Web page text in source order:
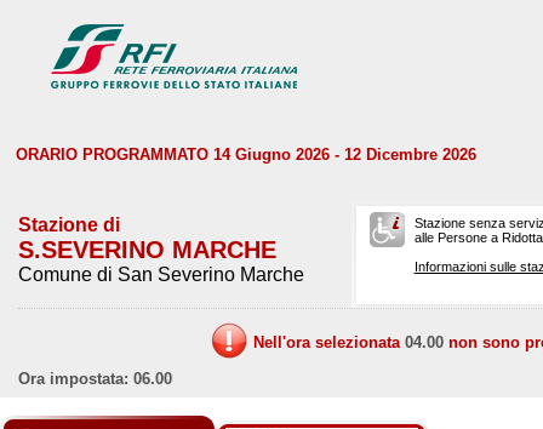
ORARIO PROGRAMMATO 14 Giugno 2026 - 12 Dicembre 2026
Stazione di
S.SEVERINO MARCHE
Comune di San Severino Marche
Stazione senza
alle Persone a
Informazioni sulle
Nell'ora selezionata 04.00 non sono
Ora impostata: 06.00